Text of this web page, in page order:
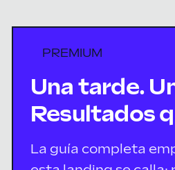
PREMIUM
Una tarde.
Resultados
La guía completa